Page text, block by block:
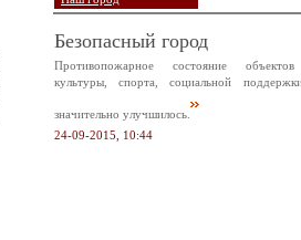
Безопасный город
Противопожарное состояние объектов
культуры, спорта, социальной
значительно улучшилось.
24-09-2015, 10:44